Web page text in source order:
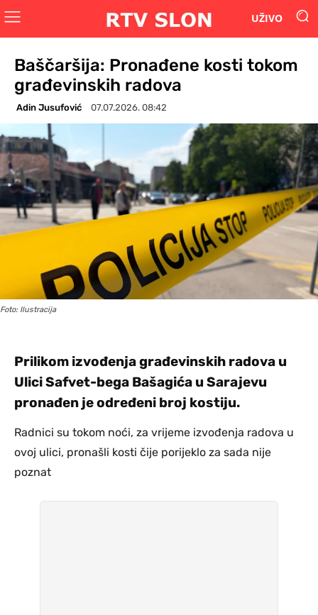
UŽIVO
Baščaršija: Pronađene kosti tokom
građevinskih radova
Adin Jusufović 07.07.2026. 08:42
Foto: Ilustracija
Prilikom izvođenja građevinskih radova u
Ulici Safvet-bega Bašagića u Sarajevu
pronađen je određeni broj kostiju.
Radnici su tokom noći, za vrijeme izvođenja radova u
ovoj ulici, pronašli kosti čije porijeklo za sada nije
poznat